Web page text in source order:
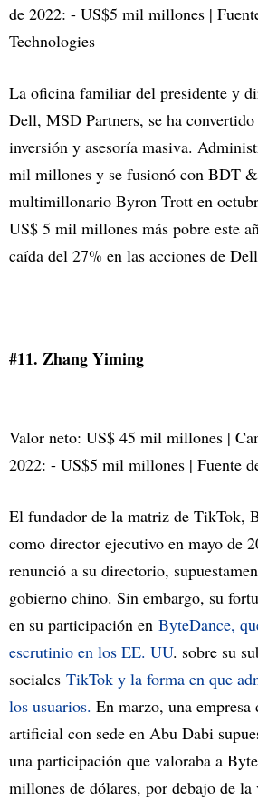
de 2022: - US$5 mil millones |
Technologies
La oficina familiar del presidente y
Dell, MSD Partners, se ha
inversión y asesoría masiva.
mil millones y se fusionó con BDT
multimillonario Byron Trott en
US$ 5 mil millones más pobre este
caída del 27% en las acciones de
#11. Zhang Yiming
Valor neto: US$ 45 mil millones |
2022: - US$5 mil millones | Fuente
El fundador de la matriz de TikTok,
como director ejecutivo en mayo de
renunció a su directorio,
gobierno chino. Sin embargo, su
en su participación en ByteDance,
escrutinio en los EE. UU. sobre su
sociales TikTok y la forma en que
los usuarios. En marzo, una
artificial con sede en Abu Dabi
una participación que valoraba a
millones de dólares, por debajo de